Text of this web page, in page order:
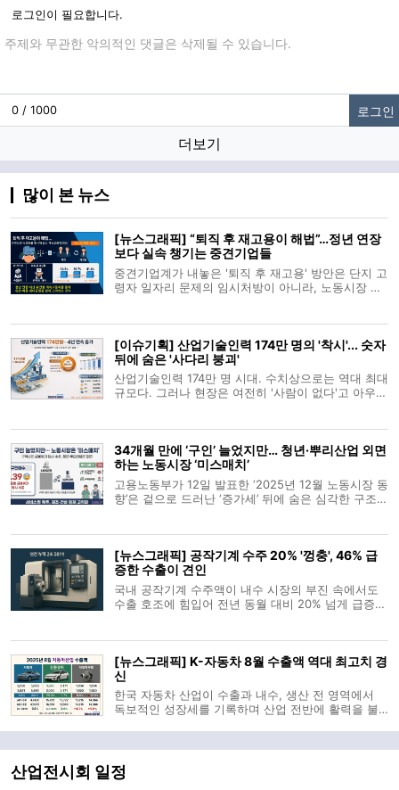
로그인이 필요합니다.
글입력
0 / 1000 로그인
더보기
많이 본 뉴스
[뉴스그래픽] “퇴직 후 재고용이 해법”…정년 연장
보다 실속 챙기는 중견기업들
중견기업계가 내놓은 '퇴직 후 재고용' 방안은 단지 고
령자 일자리 문제의 임시처방이 아니라, 노동시장 구
으로 일단 근로계약을 종료
[이슈기획] 산업기술인력 174만 명의 '착시'... 숫자
뒤에 숨은 '사다리 붕괴'
산업기술인력 174만 명 시대. 수치상으로는 역대 최대
규모다. 그러나 현장은 여전히 '사람이 없다'고 아우성
는 '성장통'이 감지되고 있
34개월 만에 ‘구인’ 늘었지만… 청년·뿌리산업 외면
하는 노동시장 ‘미스매치’
고용노동부가 12일 발표한 ‘2025년 12월 노동시장 동
향’은 겉으로 드러난 ‘증가세’ 뒤에 숨은 심각한 구조적
전히 ‘금융위기 수준’의 한
[뉴스그래픽] 공작기계 수주 20% '껑충', 46% 급
증한 수출이 견인
국내 공작기계 수주액이 내수 시장의 부진 속에서도
수출 호조에 힘입어 전년 동월 대비 20% 넘게 급증했
46.4% 급증한 덕분이다. 다
[뉴스그래픽] K-자동차 8월 수출액 역대 최고치 경
신
한국 자동차 산업이 수출과 내수, 생산 전 영역에서
독보적인 성장세를 기록하며 산업 전반에 활력을 불
간 성적표에 도달한 수준이다. 산업통상자원부 집계
에 따르면 8월 자동차 수출은 전년
산업전시회 일정